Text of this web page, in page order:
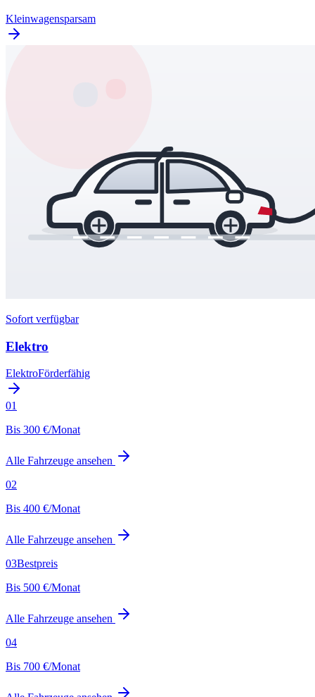
Kleinwagensparsam
Sofort verfügbar
Elektro
ElektroFörderfähig
01
Bis 300 €/Monat
Alle Fahrzeuge ansehen
02
Bis 400 €/Monat
Alle Fahrzeuge ansehen
03Bestpreis
Bis 500 €/Monat
Alle Fahrzeuge ansehen
04
Bis 700 €/Monat